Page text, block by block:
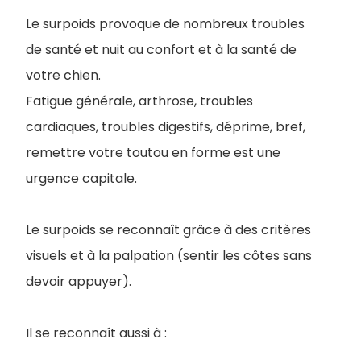
Le surpoids provoque de nombreux troubles
de santé et nuit au confort et à la santé de
votre chien.
Fatigue générale, arthrose, troubles
cardiaques, troubles digestifs, déprime, bref,
remettre votre toutou en forme est une
urgence capitale.
Le surpoids se reconnaît grâce à des critères
visuels et à la palpation (sentir les côtes sans
devoir appuyer).
Il se reconnaît aussi à :